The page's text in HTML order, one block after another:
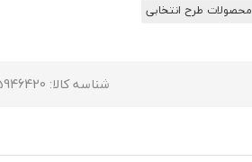
محصولات طرح انتخابی
شناسه کالا: 5946420